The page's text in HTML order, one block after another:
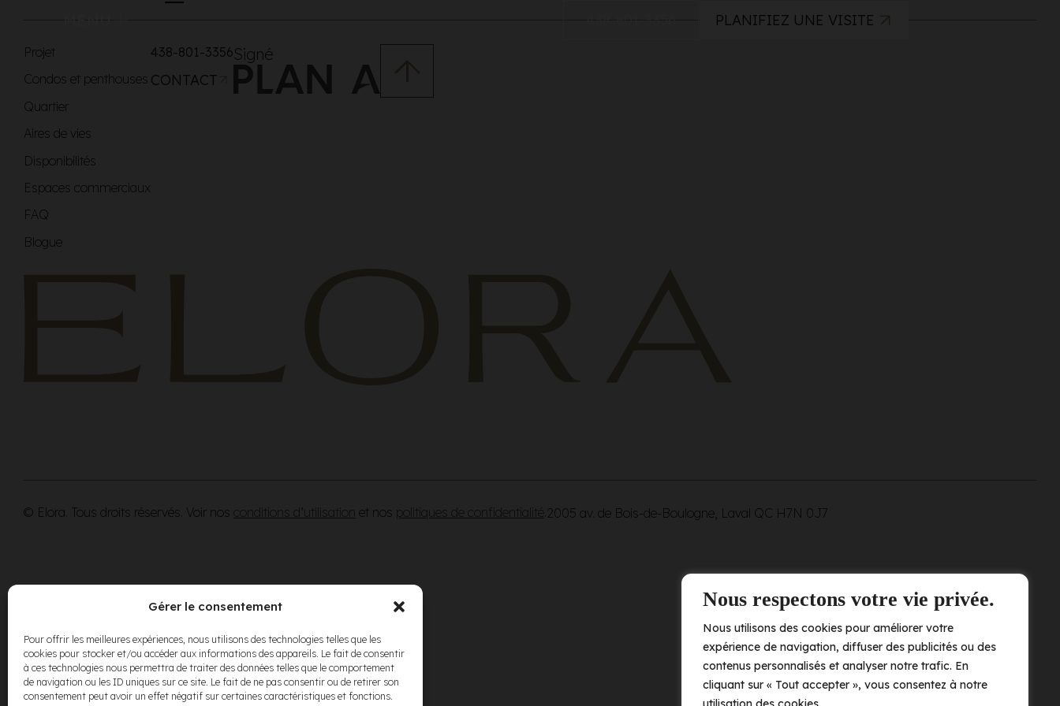
Nous respectons votre vie privée.
Nous utilisons des cookies pour améliorer votre
expérience de navigation, diffuser des publicités ou des
contenus personnalisés et analyser notre trafic. En
cliquant sur « Tout accepter », vous consentez à notre
Gérer le consentement
Pour offrir les meilleures expériences, nous utilisons des technologies telles que les
cookies pour stocker et/ou accéder aux informations des appareils. Le fait de consentir
à ces technologies nous permettra de traiter des données telles que le comportement
de navigation ou les ID uniques sur ce site. Le fait de ne pas consentir ou de retirer son
consentement peut avoir un effet négatif sur certaines caractéristiques et fonctions.
MENU PLANIFIEZ UNE VISITE
Projet
Condos et penthouses
Quartier
Aires de vies
Disponibilités
Espaces commerciaux
FAQ
Blogue
438-801-3356
CONTACT
Signé
© Elora. Tous droits réservés. Voir nos conditions d’utilisation et nos politiques de confidentialité 2005 av. de Bois-de-Boulogne, Laval QC H7N 0J7